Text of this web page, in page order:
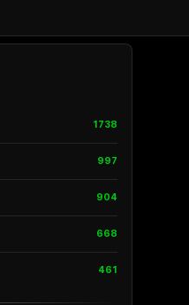
1738
997
904
668
461